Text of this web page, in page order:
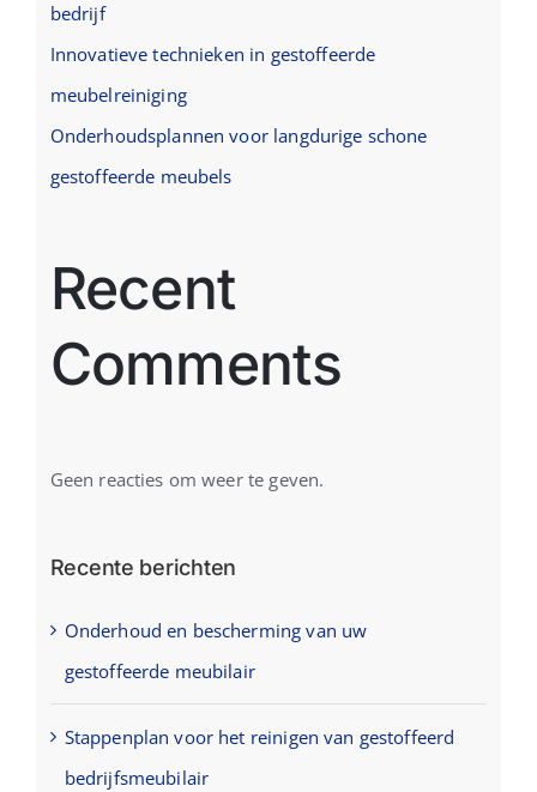
bedrijf
Innovatieve technieken in gestoffeerde
meubelreiniging
Onderhoudsplannen voor langdurige schone
gestoffeerde meubels
Recent
Comments
Geen reacties om weer te geven.
Recente berichten
Onderhoud en bescherming van uw
gestoffeerde meubilair
Stappenplan voor het reinigen van gestoffeerd
bedrijfsmeubilair